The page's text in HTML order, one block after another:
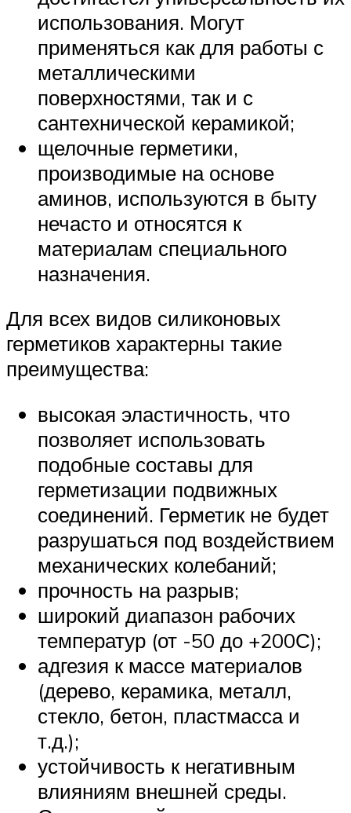
использования. Могут
применяться как для работы с
металлическими
поверхностями, так и с
сантехнической керамикой;
щелочные герметики,
производимые на основе
аминов, используются в быту
нечасто и относятся к
материалам специального
назначения.
Для всех видов силиконовых
герметиков характерны такие
преимущества:
высокая эластичность, что
позволяет использовать
подобные составы для
герметизации подвижных
соединений. Герметик не будет
разрушаться под воздействием
механических колебаний;
прочность на разрыв;
широкий диапазон рабочих
температур (от -50 до +200С);
адгезия к массе материалов
(дерево, керамика, металл,
стекло, бетон, пластмасса и
т.д.);
устойчивость к негативным
влияниям внешней среды.